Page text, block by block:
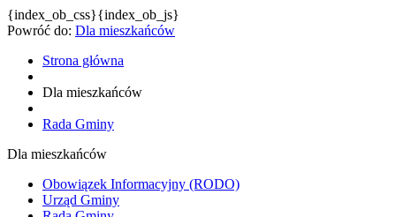
{index_ob_css}{index_ob_js}
Powróć do: Dla mieszkańców
Strona główna
Dla mieszkańców
Rada Gminy
Dla mieszkańców
Obowiązek Informacyjny (RODO)
Urząd Gminy